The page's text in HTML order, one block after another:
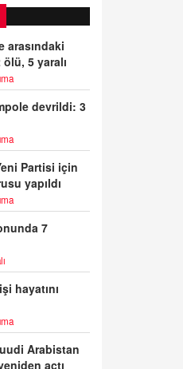
arasındaki
5 yaralı
devrildi: 3
Partisi için
yapıldı
7
hayatını
Arabistan
açtı